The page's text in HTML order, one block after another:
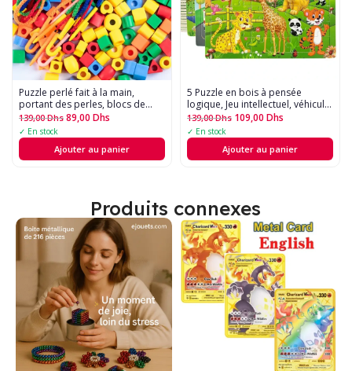
Puzzle perlé fait à la main,
portant des perles, blocs de
construction, éducation
précoce, forme géométrique,
jouet de bracelet - 50pcs
139,00Dhs 89,00 Dhs
✓ En stock
Ajouter au panier
5 Puzzle en bois à pensée
logique, Jeu intellectuel, véhicule
Animal, dessin animé, jouets
éducatifs
139,00Dhs 109,00 Dhs
✓ En stock
Ajouter au panier
Produits connexes